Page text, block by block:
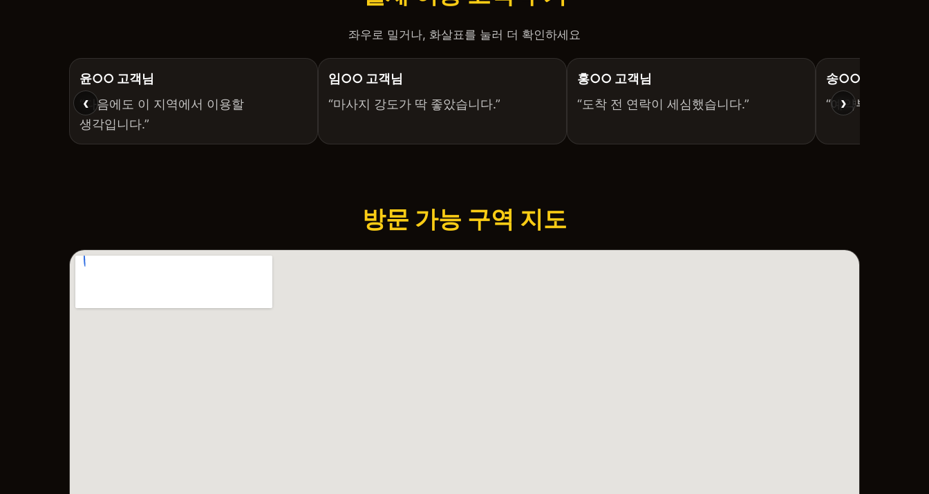
좌우로 밀거나, 화살표를 눌러 더 확인하세요
‹
윤○○ 고객님
“다음에도 이 지역에서 이용할
생각입니다.”
임○○ 고객님
“마사지 강도가 딱 좋았습니다.”
홍○○ 고객님
“도착 전 연락이 세심했습니다.”
송○○ 고객님
“예약부터 마무리
›
방문 가능 구역 지도